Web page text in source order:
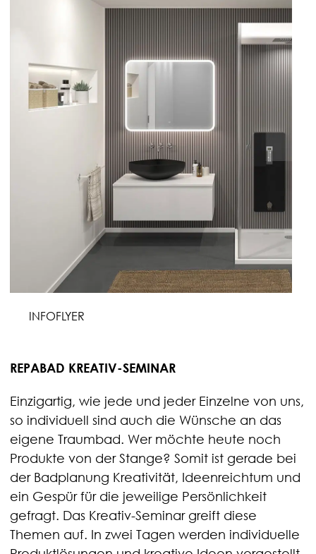
INFOFLYER
REPABAD KREATIV-SEMINAR
Einzigartig, wie jede und jeder Einzelne von uns,
so individuell sind auch die Wünsche an das
eigene Traumbad. Wer möchte heute noch
Produkte von der Stange? Somit ist gerade bei
der Badplanung Kreativität, Ideenreichtum und
ein Gespür für die jeweilige Persönlichkeit
gefragt. Das Kreativ-Seminar greift diese
Themen auf. In zwei Tagen werden individuelle